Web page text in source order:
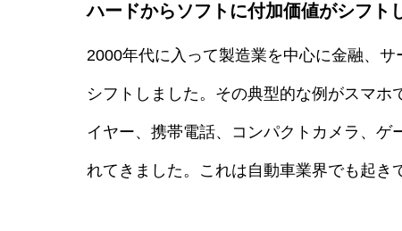
ハードからソフトに付加価値がシフト
2000年代に入って製造業を中心に金融、
シフトしました。その典型的な例がスマ
イヤー、携帯電話、コンパクトカメラ、
れてきました。これは自動車業界でも起き